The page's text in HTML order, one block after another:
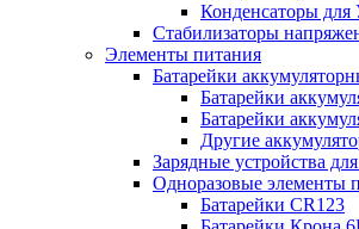
Конденсаторы
Стабилизаторы
Элементы питания
Батарейки
Батарейки
Батарейки
Другие
Зарядные устройства
Одноразовые элементы
Батарейки CR123